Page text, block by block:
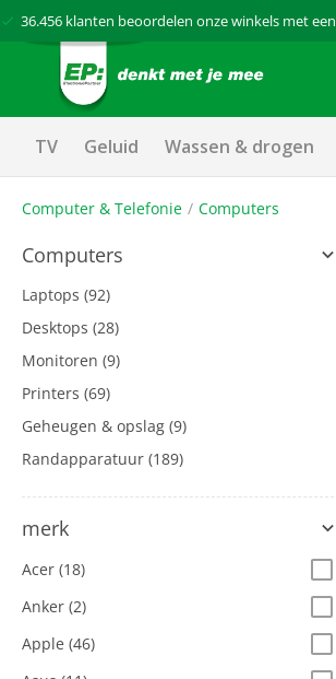
36.456 klanten beoordelen onze winkels met een
TV Geluid Wassen & drogen
Computer & Telefonie Computers
Computers
Laptops (92)
Desktops (28)
Monitoren (9)
Printers (69)
Geheugen & opslag (9)
Randapparatuur (189)
merk
Acer (18)
Anker (2)
Apple (46)